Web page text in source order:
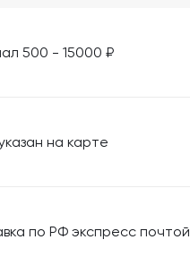
500 - 15000 ₽
на карте
по РФ экспресс почтой